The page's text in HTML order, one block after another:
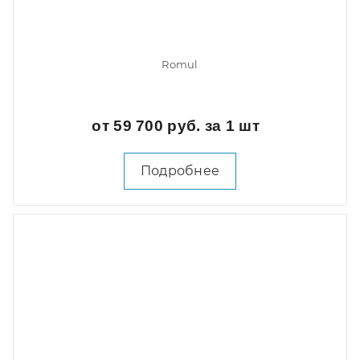
Romul
от 59 700 руб. за 1 шт
Подробнее